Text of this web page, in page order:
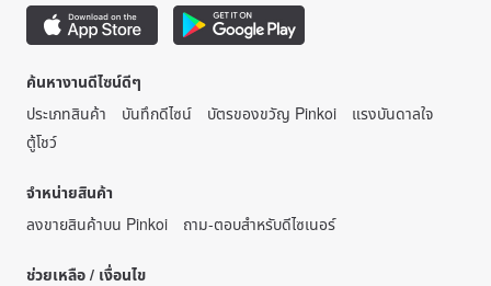
ค้นหางานดีไซน์ดีๆ
ประเภทสินค้า
บันทึกดีไซน์ บัตรของขวัญ Pinkoi
แรงบันดาลใจ
ตู้โชว์
จำหน่ายสินค้า
ลงขายสินค้าบน Pinkoi
ถาม-ตอบสำหรับดีไซเนอร์
ช่วยเหลือ / เงื่อนไข